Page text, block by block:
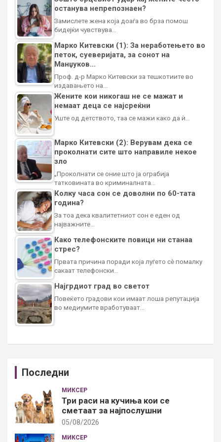
останува непрепознаен?
Замислете жена која доаѓа во брза помош
бидејќи чувствува…
Марко Китевски (1): За неработењето во
петок, суеверијата, за сонот на
Манџуков…
Проф. д-р Марко Китевски за тешкотиите во
издавањето на…
Жените кои никогаш не се мажат и
немаат деца се најсреќни
Уште од детството, таа се мажи како да ѝ…
Марко Китевски (2): Верувам дека се
проколнати сите што направиле некое
зло
„Проколнати се оние што ја ограбија
татковината во криминалната…
Колку часа сон се доволни по 60-тата
година?
За тоа дека квалитетниот сон е еден од
најважните…
Како телефонските повици ни станаа
стрес?
Првата причина поради која луѓето сè помалку
сакаат телефонски…
Најгрдиот град во светот
Повеќето градови кои имаат лоша репутација
во медиумите вработуваат…
Последни
МИКСЕР
Три раси на кучиња кои се
сметаат за најпослушни
05/08/2026
МИКСЕР